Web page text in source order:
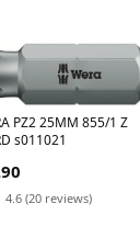
PZ2 25MM 855/1 Z
s011021
4.6 (20 reviews)